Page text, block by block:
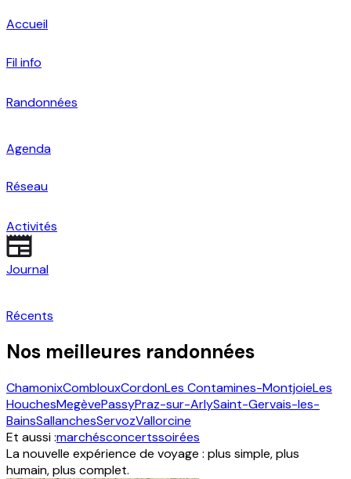
Accueil
Fil info
Randonnées
Agenda
Réseau
Activités
Journal
Récents
Nos meilleures randonnées
ChamonixComblouxCordonLes Contamines-MontjoieLes
HouchesMegèvePassyPraz-sur-ArlySaint-Gervais-les-
BainsSallanchesServozVallorcine
Et aussi :marchésconcertssoirées
La nouvelle expérience de voyage : plus simple, plus
humain, plus complet.